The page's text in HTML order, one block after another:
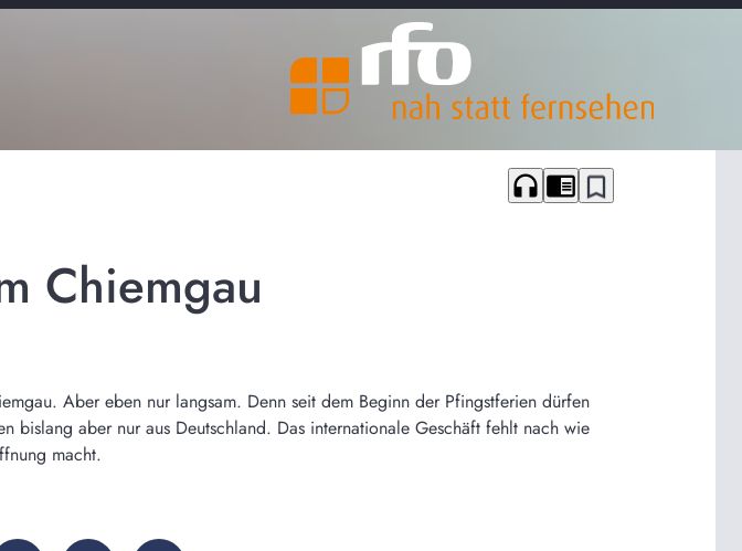
headphones chrome_reader_mode bookmark_border
Chiemgau
Aber eben nur langsam. Denn seit dem Beginn der Pfingstferien dürfen
bislang aber nur aus Deutschland. Das internationale Geschäft fehlt nach wie
macht.